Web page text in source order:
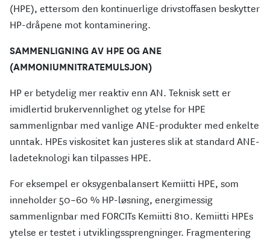
(HPE), ettersom den kontinuerlige drivstoffasen beskytter
HP-dråpene mot kontaminering.
SAMMENLIGNING AV HPE OG ANE
(AMMONIUMNITRATEMULSJON)
HP er betydelig mer reaktiv enn AN. Teknisk sett er
imidlertid brukervennlighet og ytelse for HPE
sammenlignbar med vanlige ANE-produkter med enkelte
unntak. HPEs viskositet kan justeres slik at standard ANE-
ladeteknologi kan tilpasses HPE.
For eksempel er oksygenbalansert Kemiitti HPE, som
inneholder 50–60 % HP-løsning, energimessig
sammenlignbar med FORCITs Kemiitti 810. Kemiitti HPEs
ytelse er testet i utviklingssprengninger. Fragmentering